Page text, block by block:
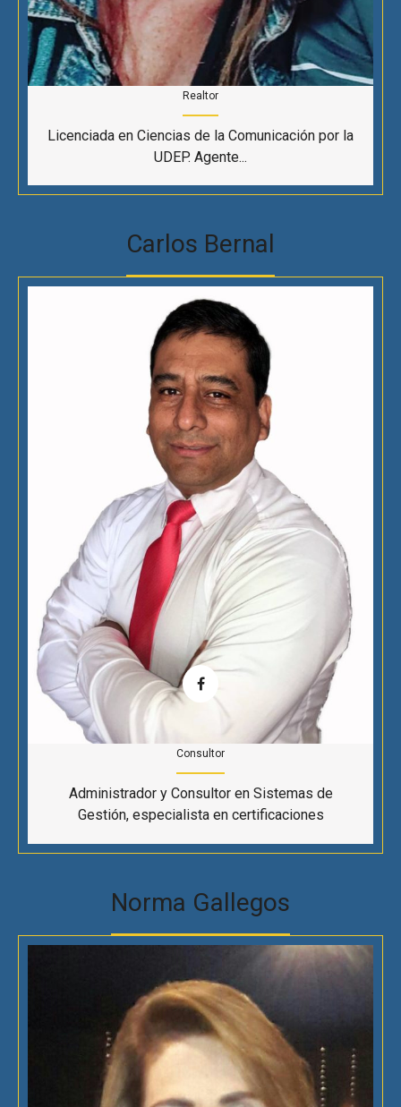
Realtor
Licenciada en Ciencias de la Comunicación por la
UDEP. Agente...
Carlos Bernal
Consultor
Administrador y Consultor en Sistemas de
Gestión, especialista en certificaciones
Norma Gallegos